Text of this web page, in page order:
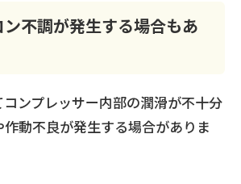
不調が発生する場合もあ
ンプレッサー内部の潤滑が不十分
動不良が発生する場合がありま